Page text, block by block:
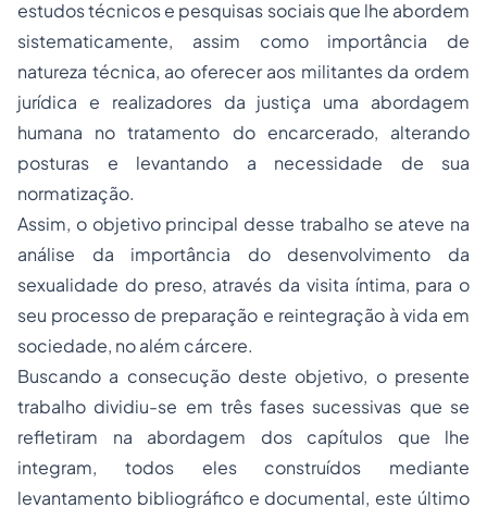
estudos técnicos e pesquisas sociais que lhe abordem
sistematicamente, assim como importância de
natureza técnica, ao oferecer aos militantes da ordem
jurídica e realizadores da justiça uma abordagem
humana no tratamento do encarcerado, alterando
posturas e levantando a necessidade de sua
normatização.
Assim, o objetivo principal desse trabalho se ateve na
análise da importância do desenvolvimento da
sexualidade do preso, através da visita íntima, para o
seu processo de preparação e reintegração à vida em
sociedade, no além cárcere.
Buscando a consecução deste objetivo, o presente
trabalho dividiu-se em três fases sucessivas que se
refletiram na abordagem dos capítulos que lhe
integram, todos eles construídos mediante
levantamento bibliográfico e documental, este último